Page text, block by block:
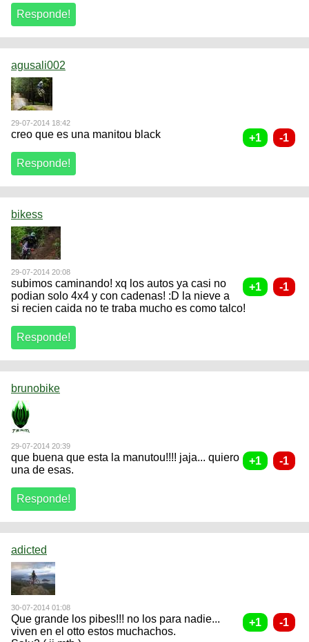
agusali002
29-07-2014 18:42
creo que es una manitou black
bikess
29-07-2014 20:08
subimos caminando! xq los autos ya casi no
podian solo 4x4 y con cadenas! :D la nieve a
si recien caida no te traba mucho es como talco!
brunobike
29-07-2014 20:39
que buena que esta la manutou!!!! jaja... quiero
una de esas.
adicted
30-07-2014 01:08
Que grande los pibes!!! no los para nadie...
viven en el otto estos muchachos.